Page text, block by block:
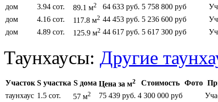
дом
3.94 сот. 89.1 м2 64 633 руб. 5 758 800 руб
дом
4.16 сот. 117.8 м2 44 453 руб. 5 236 600 руб
дом
4.89 сот. 125.9 м2 44 617 руб. 5 617 300 руб
Таунхаусы: Другие
Участок S участка S дома Цена за м2 Стоимость Фото
таунхаус 1.5 сот. 57 м2 75 439 руб. 4 300 000 руб